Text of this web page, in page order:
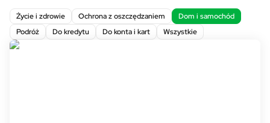
Życie i zdrowie Ochrona z oszczędzaniem
Dom i samochód
Podróż
Do kredytu Do konta i kart Wszystkie